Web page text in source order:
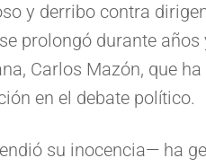
y derribo contra
prolongó durante
Carlos Mazón, que
en el debate político.
su inocencia— ha